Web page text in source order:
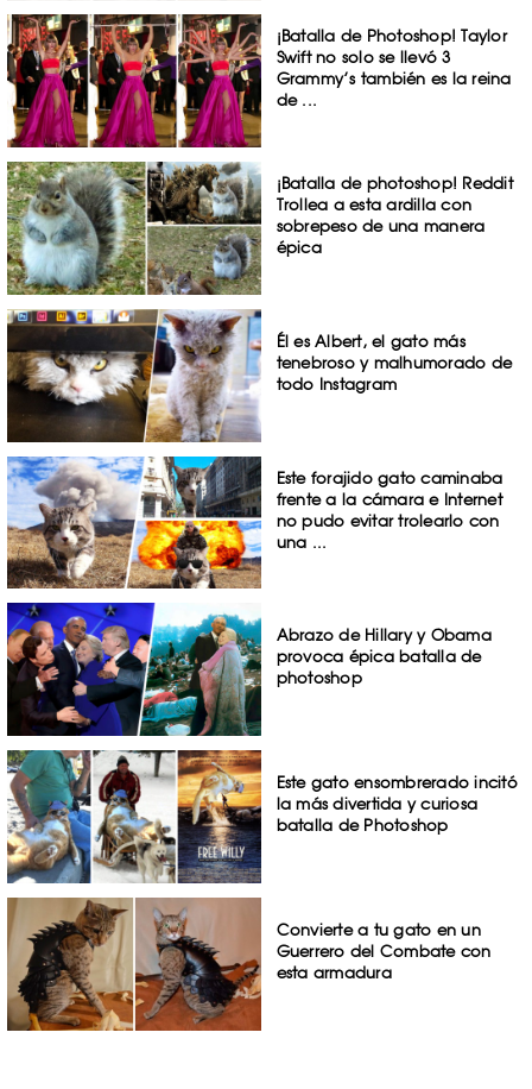
¡Batalla de Photoshop! Taylor
Swift no solo se llevó 3
Grammy’s también es la reina
de ...
¡Batalla de photoshop! Reddit
Trollea a esta ardilla con
sobrepeso de una manera
épica
Él es Albert, el gato más
tenebroso y malhumorado de
todo Instagram
Este forajido gato caminaba
frente a la cámara e Internet
no pudo evitar trolearlo con
una ...
Abrazo de Hillary y Obama
provoca épica batalla de
photoshop
Este gato ensombrerado incitó
la más divertida y curiosa
batalla de Photoshop
Convierte a tu gato en un
Guerrero del Combate con
esta armadura